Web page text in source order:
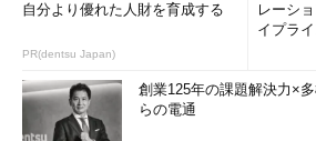
自分より優れた人財を育成する
PR(dentsu Japan)
レーシ
イプラ
創業125年の課題解決力×
らの電通